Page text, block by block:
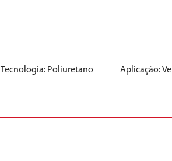
Tecnologia: Poliuretano Aplicação: